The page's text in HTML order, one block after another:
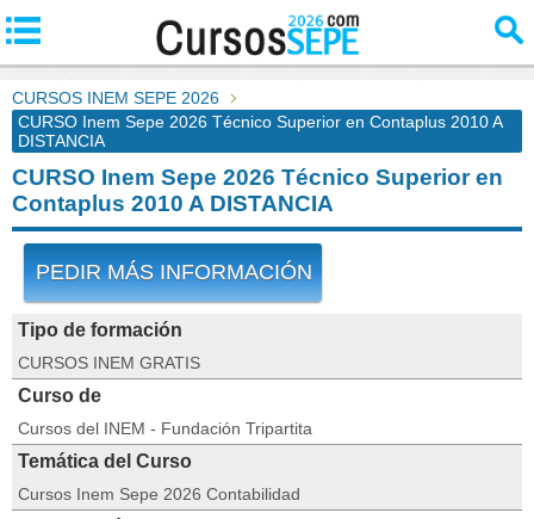
CURSOS INEM SEPE 2026
CURSO Inem Sepe 2026 Técnico Superior en Contaplus 2010 A
DISTANCIA
CURSO Inem Sepe 2026 Técnico Superior en
Contaplus 2010 A DISTANCIA
PEDIR MÁS INFORMACIÓN
Tipo de formación
CURSOS INEM GRATIS
Curso de
Cursos del INEM - Fundación Tripartita
Temática del Curso
Cursos Inem Sepe 2026 Contabilidad